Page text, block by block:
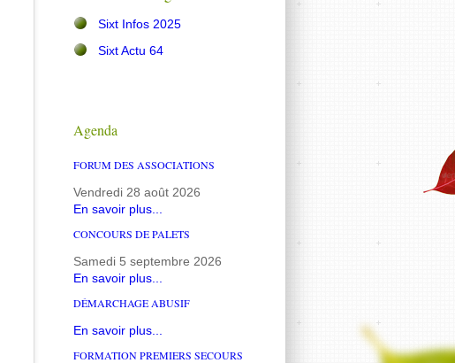
Sixt Infos 2025
Sixt Actu 64
Agenda
FORUM DES ASSOCIATIONS
Vendredi 28 août 2026
En savoir plus...
CONCOURS DE PALETS
Samedi 5 septembre 2026
En savoir plus...
DÉMARCHAGE ABUSIF
En savoir plus...
FORMATION PREMIERS SECOURS